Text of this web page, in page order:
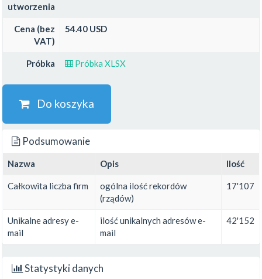
utworzenia
Cena (bez
VAT)
54.40 USD
Próbka Próbka XLSX
Do koszyka
Podsumowanie
Nazwa Opis Ilość
Całkowita liczba firm
ogólna ilość rekordów
(rządów)
17'107
Unikalne adresy e-
mail
ilość unikalnych adresów e-
mail
42'152
Statystyki danych